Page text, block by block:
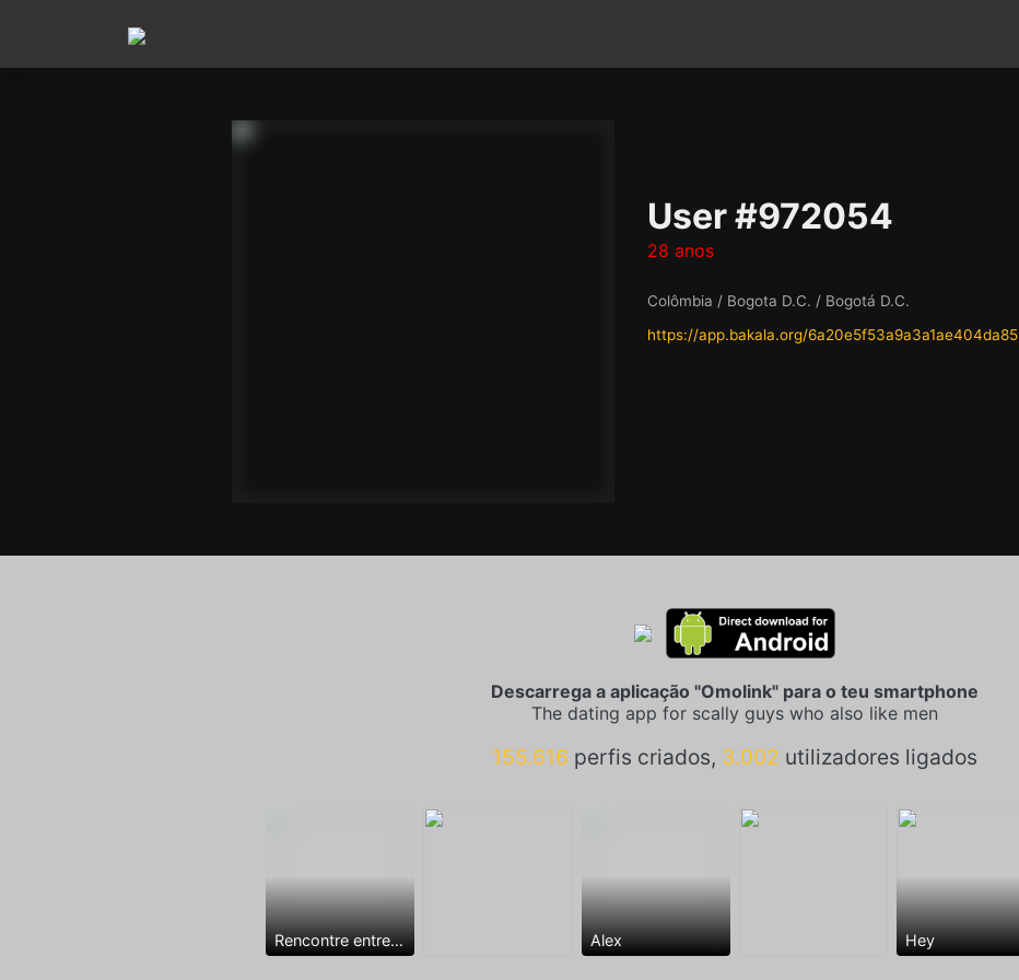
User #972054
28 anos
Colômbia / Bogota D.C. / Bogotá D.C.
https://app.bakala.org/6a20e5f53a9a3a1ae404da85
Descarrega a aplicação "Omolink" para o teu smartphone
The dating app for scally guys who also like men
155.616 perfis criados, 3.002 utilizadores ligados
Rencontre entre mecs Alex Hey